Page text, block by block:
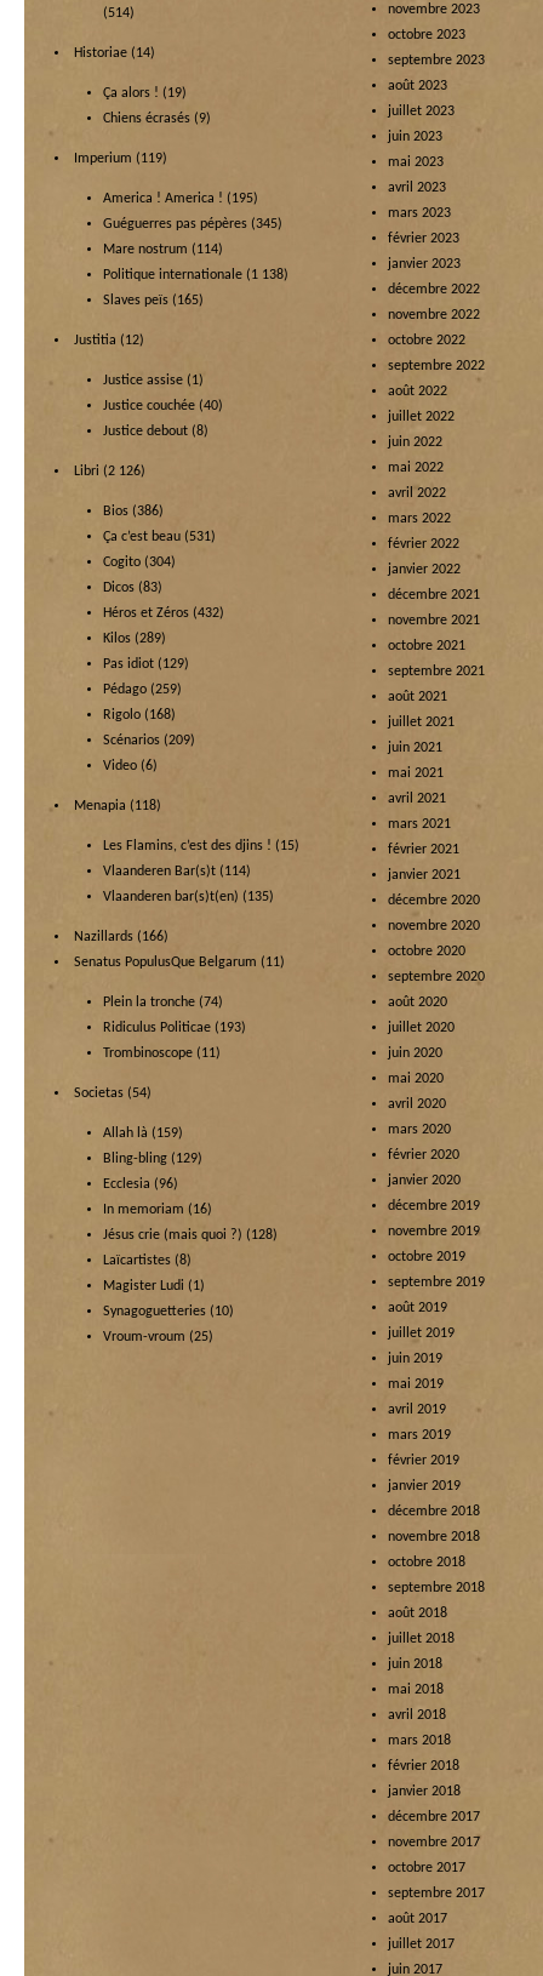
(514)
Historiae (14)
Ça alors ! (19)
Chiens écrasés (9)
Imperium (119)
America ! America ! (195)
Guéguerres pas pépères (345)
Mare nostrum (114)
Politique internationale (1 138)
Slaves peïs (165)
Justitia (12)
Justice assise (1)
Justice couchée (40)
Justice debout (8)
Libri (2 126)
Bios (386)
Ça c’est beau (531)
Cogito (304)
Dicos (83)
Héros et Zéros (432)
Kilos (289)
Pas idiot (129)
Pédago (259)
Rigolo (168)
Scénarios (209)
Video (6)
Menapia (118)
Les Flamins, c’est des djins ! (15)
Vlaanderen Bar(s)t (114)
Vlaanderen bar(s)t(en) (135)
Nazillards (166)
Senatus PopulusQue Belgarum (11)
Plein la tronche (74)
Ridiculus Politicae (193)
Trombinoscope (11)
Societas (54)
Allah là (159)
Bling-bling (129)
Ecclesia (96)
In memoriam (16)
Jésus crie (mais quoi ?) (128)
Laïcartistes (8)
Magister Ludi (1)
Synagoguetteries (10)
Vroum-vroum (25)
novembre 2023
octobre 2023
septembre 2023
août 2023
juillet 2023
juin 2023
mai 2023
avril 2023
mars 2023
février 2023
janvier 2023
décembre 2022
novembre 2022
octobre 2022
septembre 2022
août 2022
juillet 2022
juin 2022
mai 2022
avril 2022
mars 2022
février 2022
janvier 2022
décembre 2021
novembre 2021
octobre 2021
septembre 2021
août 2021
juillet 2021
juin 2021
mai 2021
avril 2021
mars 2021
février 2021
janvier 2021
décembre 2020
novembre 2020
octobre 2020
septembre 2020
août 2020
juillet 2020
juin 2020
mai 2020
avril 2020
mars 2020
février 2020
janvier 2020
décembre 2019
novembre 2019
octobre 2019
septembre 2019
août 2019
juillet 2019
juin 2019
mai 2019
avril 2019
mars 2019
février 2019
janvier 2019
décembre 2018
novembre 2018
octobre 2018
septembre 2018
août 2018
juillet 2018
juin 2018
mai 2018
avril 2018
mars 2018
février 2018
janvier 2018
décembre 2017
novembre 2017
octobre 2017
septembre 2017
août 2017
juillet 2017
juin 2017